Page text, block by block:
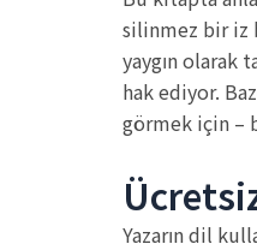
silinmez bir iz
yaygın olarak
hak ediyor.
görmek için –
Yazarın dil